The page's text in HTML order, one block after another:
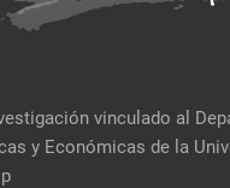
vinculado al
y Económicas de la